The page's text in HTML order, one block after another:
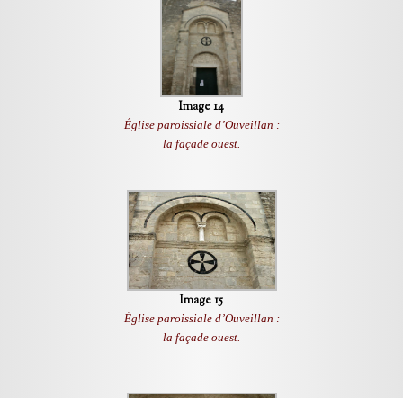
Image 14
Église paroissiale d’Ouveillan :
la façade ouest.
Image 15
Église paroissiale d’Ouveillan :
la façade ouest.